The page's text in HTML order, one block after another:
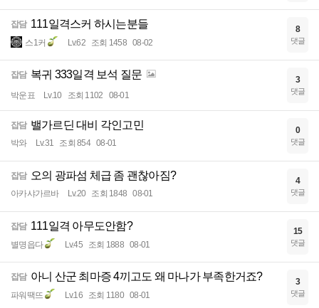
잡담 111일격스커 하시는분들
스1커 Lv.62 조회 1458 08-02
8
댓글
잡담 복귀 333일격 보석 질문
박운표 Lv.10 조회 1102 08-01
3
댓글
잡담 밸가르딘 대비 각인고민
박와 Lv.31 조회 854 08-01
0
댓글
잡담 오의 광파섬 체급 좀 괜찮아짐?
아카샤가르바 Lv.20 조회 1848 08-01
4
댓글
잡담 111일격 아무도안함?
별명읍다 Lv.45 조회 1888 08-01
15
댓글
잡담 아니 산군 최마증 4끼고도 왜 마나가 부족한거죠?
파워땍뜨 Lv.16 조회 1180 08-01
3
댓글